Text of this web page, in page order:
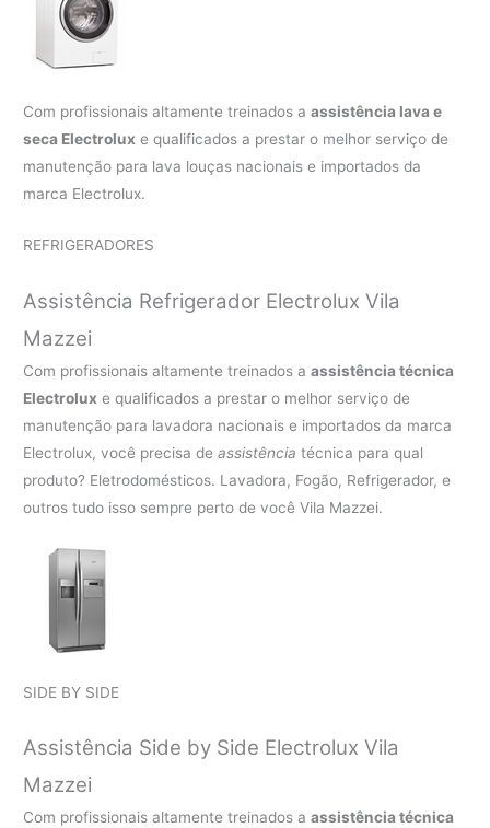
Com profissionais altamente treinados aassistência lava e
seca Electrolux e qualificados a prestar o melhor serviço de
manutenção para lava louças nacionais e importados da
marca Electrolux.
REFRIGERADORES
Assistência Refrigerador Electrolux Vila
Mazzei
Com profissionais altamente treinados aassistência técnica
Electrolux e qualificados a prestar o melhor serviço de
manutenção para lavadora nacionais e importados da marca
Electrolux, você precisa deassistência técnica para qual
produto? Eletrodomésticos. Lavadora, Fogão, Refrigerador, e
outros tudo isso sempre perto de você Vila Mazzei.
SIDE BY SIDE
Assistência Side by Side Electrolux Vila
Mazzei
Com profissionais altamente treinados aassistência técnica